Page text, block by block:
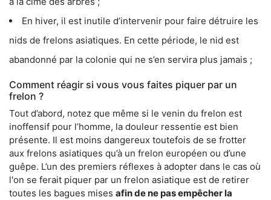
En hiver, il est inutile d’intervenir pour faire détruire les
nids de frelons asiatiques. En cette période, le nid est
abandonné par la colonie qui ne s’en servira plus jamais ;
Comment réagir si vous vous faites piquer par un
frelon ?
Tout d’abord, notez que même si le venin du frelon est
inoffensif pour l’homme, la douleur ressentie est bien
présente. Il est moins dangereux toutefois de se frotter
aux frelons asiatiques qu’à un frelon européen ou d’une
guêpe. L’un des premiers réflexes à adopter dans le cas où
l'on se ferait piquer par un frelon asiatique est de retirer
toutes les bagues mises afin de ne pas empêcher la